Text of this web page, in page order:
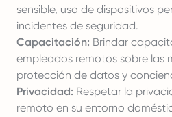
sensible, uso de dispositivos
incidentes de seguridad.
Capacitación: Brindar
empleados remotos sobre las
protección de datos y
Privacidad: Respetar la
remoto en su entorno